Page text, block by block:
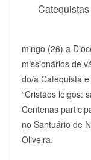
mingo (26) a
missionários de
do/a Catequista
“Cristãos leigos:
Centenas
no Santuário de
Oliveira.